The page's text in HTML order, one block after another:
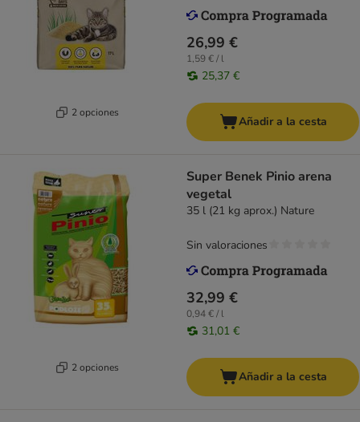
2 opciones
26,99 €
1,59 € / l
25,37 €
Añadir a la cesta
2 opciones
Super Benek Pinio arena
vegetal
35 l (21 kg aprox.) Nature
32,99 €
0,94 € / l
31,01 €
Sin valoraciones
Añadir a la cesta